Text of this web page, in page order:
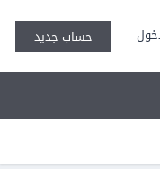
حساب جديد